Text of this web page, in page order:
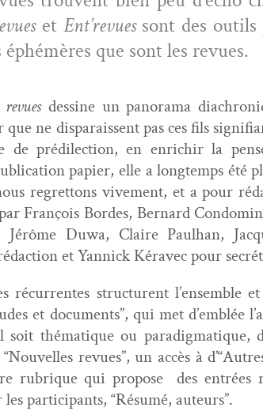
et Ent’re­vuessont des out­ils
éphémères que sont les revues.
des­sine un panora­ma
que ne dis­parais­sent pas ces fils
de prédilec­tion, en enrichir la
papi­er, elle a longtemps été
regret­tons vive­ment, et a pour
François Bor­des, Bernard
Jérôme Duwa, Claire Paul­han,
et Yan­nick Kéravec pour
récur­rentes struc­turent l’ensem­ble
et doc­u­ments”, qui met d’emblée
soit thé­ma­tique ou par­a­dig­ma­tique,
revues”, un accès à
rubrique qui pro­pose des entrées
par­tic­i­pants, “Résumé, auteurs”.